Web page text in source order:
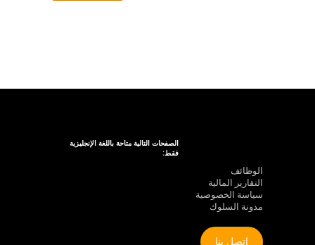
الصفحات التالية متاحة باللغة الإنجليزية
فقط:
الوظائف
التقارير المالية
سياسة الخصوصية
مدونة السلوك
اتصل بنا